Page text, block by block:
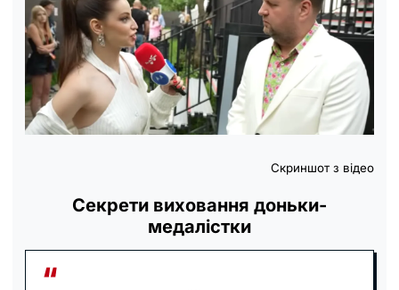
Скриншот з відео
Секрети виховання доньки-
медалістки